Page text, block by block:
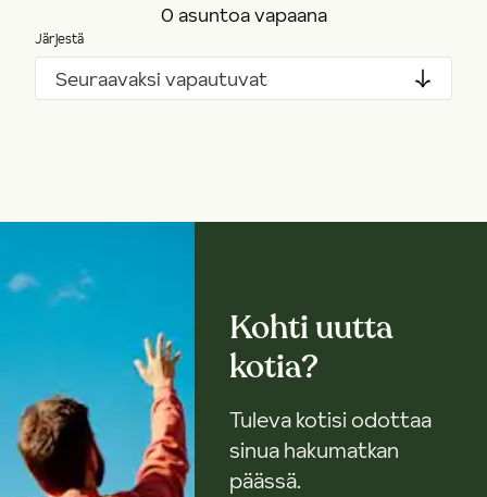
0 asuntoa vapaana
Järjestä
Seuraavaksi vapautuvat
Kohti uutta
kotia?
Tuleva kotisi odottaa
sinua hakumatkan
päässä.